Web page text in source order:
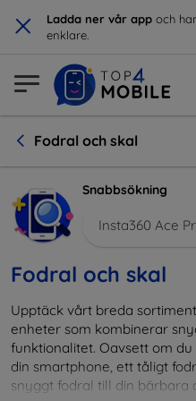
× Ladda ner vår app och
enklare.
Fodral och skal
Snabbsökning
Insta360 Ace
Fodral och skal
Upptäck vårt breda
enheter som kombinerar
funktionalitet. Oavsett om
din smartphone, ett tåligt
snyggt fodral till din bärbara